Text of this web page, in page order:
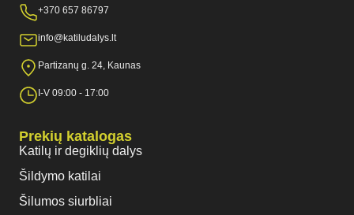
+370 657 86797
info@katiludalys.lt
Partizanų g. 24, Kaunas
I-V 09:00 - 17:00
Prekių katalogas
Katilų ir degiklių dalys
Šildymo katilai
Šilumos siurbliai